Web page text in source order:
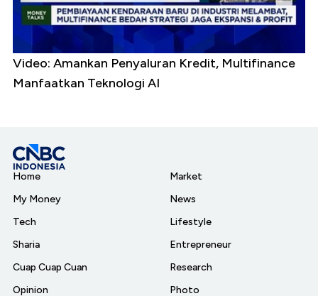
Video: Amankan Penyaluran Kredit, Multifinance
Manfaatkan Teknologi AI
Home
My Money
Tech
Sharia
Cuap Cuap Cuan
Opinion
Market
News
Lifestyle
Entrepreneur
Research
Photo